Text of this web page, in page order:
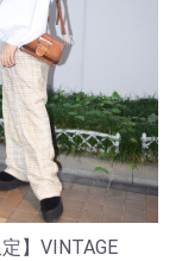
定】VINTAGE